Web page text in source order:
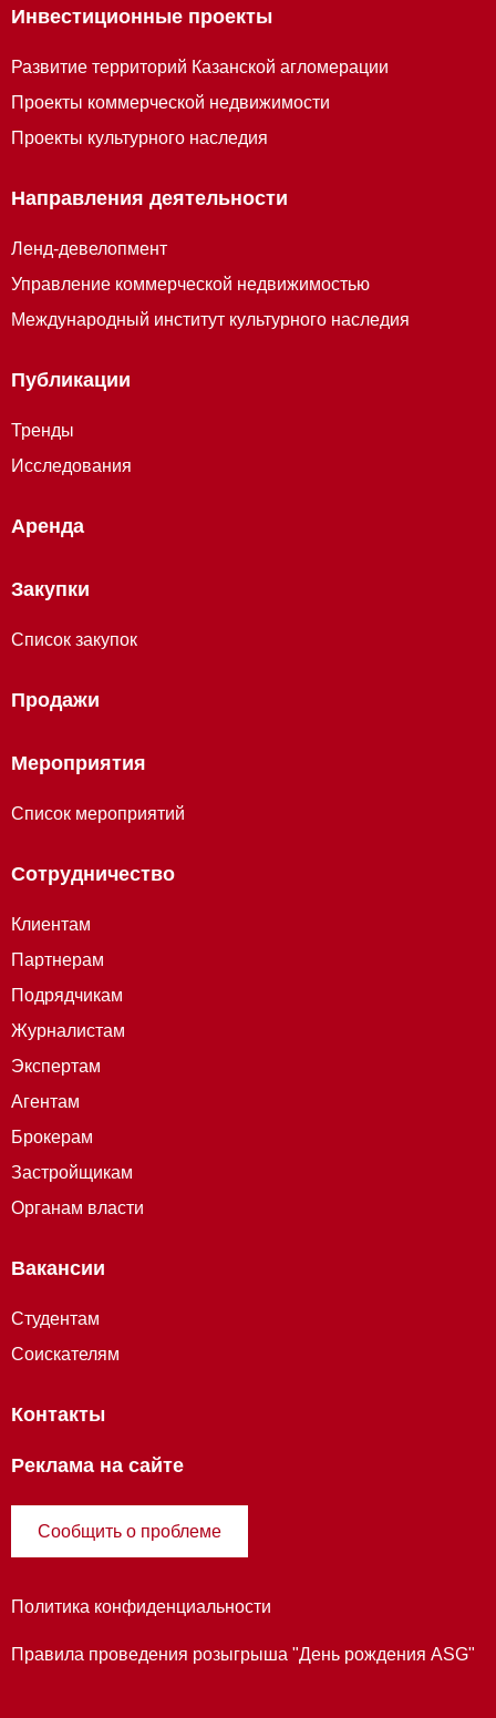
Инвестиционные проекты
Развитие территорий Казанской агломерации
Проекты коммерческой недвижимости
Проекты культурного наследия
Направления деятельности
Ленд-девелопмент
Управление коммерческой недвижимостью
Международный институт культурного наследия
Публикации
Тренды
Исследования
Аренда
Закупки
Список закупок
Продажи
Мероприятия
Список мероприятий
Сотрудничество
Клиентам
Партнерам
Подрядчикам
Журналистам
Экспертам
Агентам
Брокерам
Застройщикам
Органам власти
Вакансии
Студентам
Соискателям
Контакты
Реклама на сайте
Сообщить о проблеме
Политика конфиденциальности
Правила проведения розыгрыша "День рождения ASG"